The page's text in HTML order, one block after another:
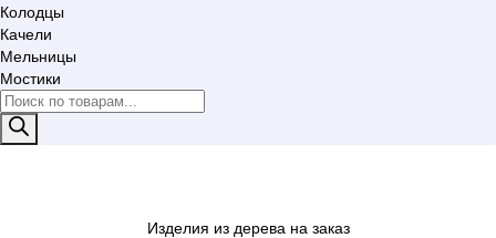
Колодцы
Качели
Мельницы
Мостики
Поиск
товаров
Изделия из дерева на заказ